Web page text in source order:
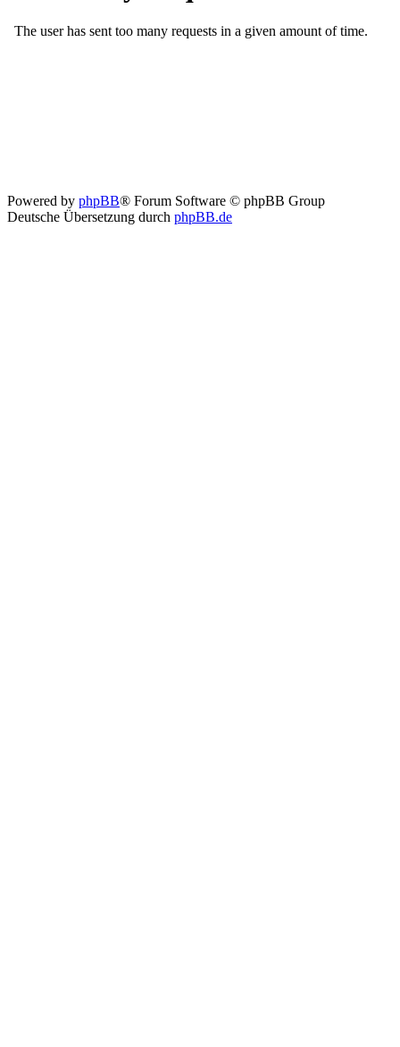
Powered by phpBB® Forum Software © phpBB Group
Deutsche Übersetzung durch phpBB.de